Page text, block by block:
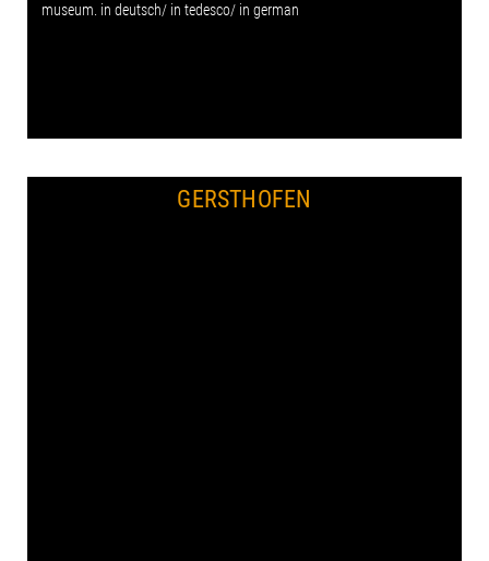
museum. in deutsch/ in tedesco/ in german
GERSTHOFEN